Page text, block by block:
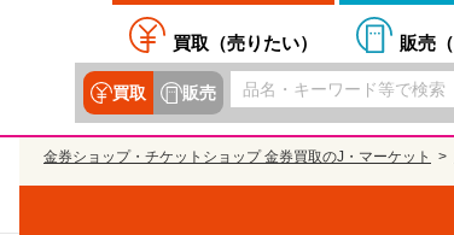
買取（売りたい） 販売（
買取 販売
金券ショップ・チケットショップ 金券買取のJ・マーケット